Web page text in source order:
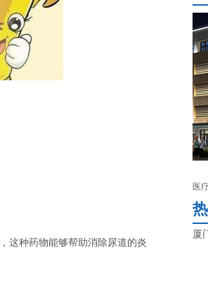
种药物能够帮助消除尿道的炎
医
厦